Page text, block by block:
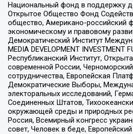
Национальный фонд в поддержку
Открытое Общество Фонд
общество, Американо-российский
экономическому и правовому
Демократический Институт
MEDIA DEVELOPMENT
Республиканский Институт,
современной России,
сотрудничества, Европейская
Демократические Выборы,
электоральных исследований,
Соединенных Штатов,
окружающей среды и природных
Россия, Всемирный конгресс
совет, Человек в беде,